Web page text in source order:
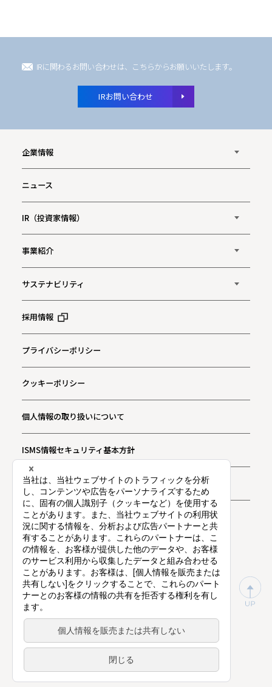
IRに関わるお問い合わせは、こちらからお願いいたします。
IRお問い合わせ
企業情報
ニュース
IR（投資家情報）
事業紹介
サステナビリティ
採用情報
プライバシーポリシー
クッキーポリシー
個人情報の取り扱いについて
ISMS情報セキュリティ基本方針
お問い合わせ
プライバシー通知
©Vision Inc.